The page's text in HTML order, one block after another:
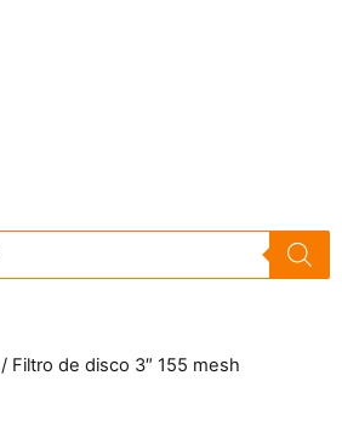
/ Filtro de disco 3″ 155 mesh